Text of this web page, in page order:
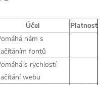
Účel
Platnost
nám s
fontů
s rychlostí
webu